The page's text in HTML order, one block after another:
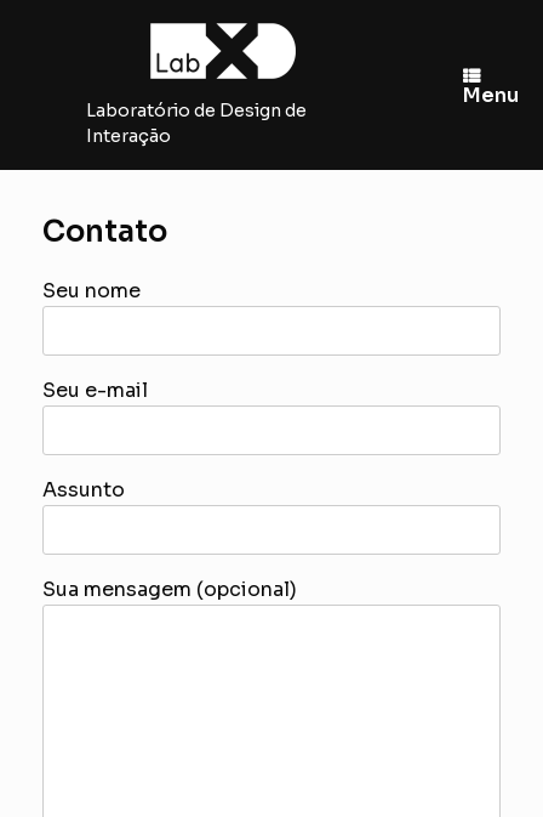
Laboratório de Design de
Interação
Menu
Contato
Seu nome
Seu e-mail
Assunto
Sua mensagem (opcional)